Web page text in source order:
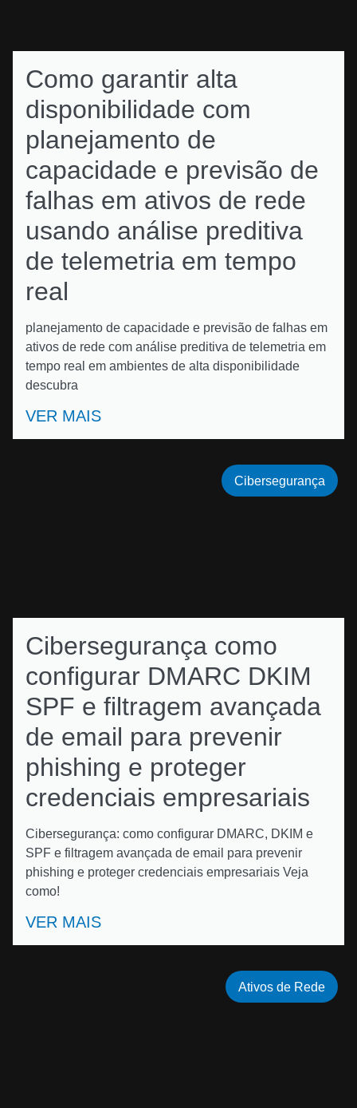
Como garantir alta
disponibilidade com
planejamento de
capacidade e previsão de
falhas em ativos de rede
usando análise preditiva
de telemetria em tempo
real
planejamento de capacidade e previsão de falhas em
ativos de rede com análise preditiva de telemetria em
tempo real em ambientes de alta disponibilidade
descubra
VER MAIS
Cibersegurança como
configurar DMARC DKIM
SPF e filtragem avançada
de email para prevenir
phishing e proteger
credenciais empresariais
Cibersegurança: como configurar DMARC, DKIM e
SPF e filtragem avançada de email para prevenir
phishing e proteger credenciais empresariais Veja
como!
VER MAIS
Cibersegurança
Ativos de Rede